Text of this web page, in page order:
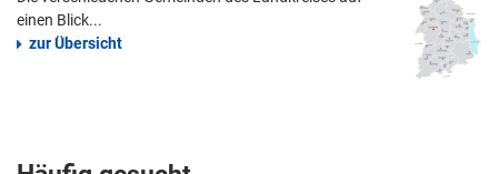
einen Blick...
zur Übersicht